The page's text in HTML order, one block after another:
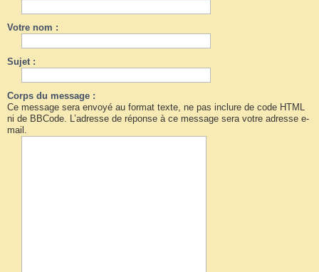
Votre nom :
Sujet :
Corps du message :
Ce message sera envoyé au format texte, ne pas inclure de code HTML
ni de BBCode. L’adresse de réponse à ce message sera votre adresse e-
mail.